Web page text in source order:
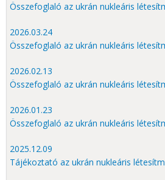
Összefoglaló az ukrán nukleáris
2026.03.24
Összefoglaló az ukrán nukleáris
2026.02.13
Összefoglaló az ukrán nukleáris
2026.01.23
Összefoglaló az ukrán nukleáris
2025.12.09
Tájékoztató az ukrán nukleáris